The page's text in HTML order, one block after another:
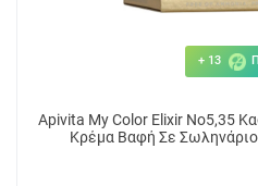
+ 13
Apivita My Color Elixir No5,35
Κρέμα Βαφή Σε